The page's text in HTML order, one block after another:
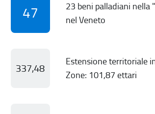
47
23 beni palladiani nella
nel Veneto
337,48
Estensione territoriale
Zone: 101,87 ettari